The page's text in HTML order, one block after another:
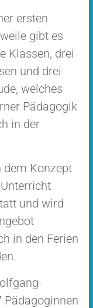
ersten
gibt es
Klassen, drei
und drei
welches
Pädagogik
in der
dem Konzept
und wird
in den Ferien
Pädagoginnen